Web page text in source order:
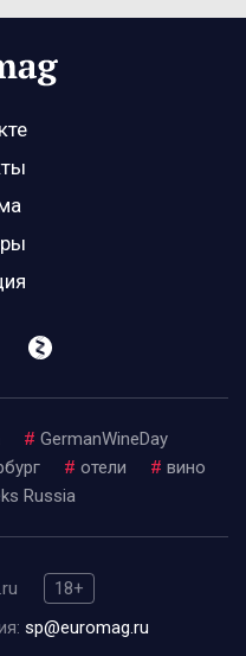
# GermanWineDay
# отели # вино
Russia
18+
sp@euromag.ru